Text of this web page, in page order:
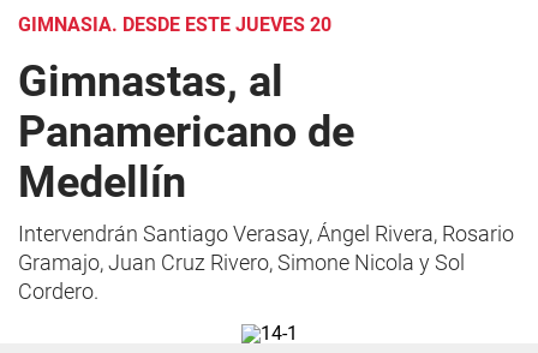
GIMNASIA. DESDE ESTE JUEVES 20
Gimnastas, al
Panamericano de
Medellín
Intervendrán Santiago Verasay, Ángel Rivera, Rosario
Gramajo, Juan Cruz Rivero, Simone Nicola y Sol
Cordero.